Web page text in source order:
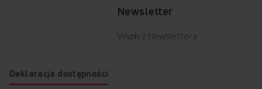
Newsletter
Wypis z Newslettera
Deklaracja dostępności